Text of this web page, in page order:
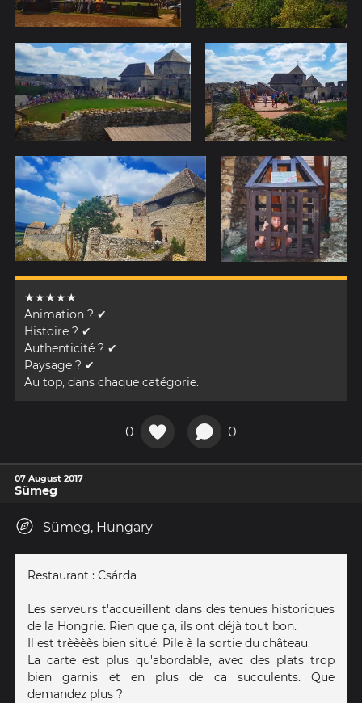
★★★★★
Animation ? ✔
Histoire ? ✔
Authenticité ? ✔
Paysage ? ✔
Au top, dans chaque catégorie.
0 0
07 August 2017
Sümeg
Sümeg, Hungary
Restaurant : Csárda
Les serveurs t'accueillent dans des tenues historiques
de la Hongrie. Rien que ça, ils ont déjà tout bon.
Il est trèèèès bien situé. Pile à la sortie du château.
La carte est plus qu'abordable, avec des plats trop
bien garnis et en plus de ca succulents. Que
demandez plus ?